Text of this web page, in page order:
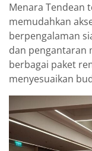
Menara Tendean
memudahkan
berpengalaman
dan pengantaran
berbagai paket
menyesuaikan